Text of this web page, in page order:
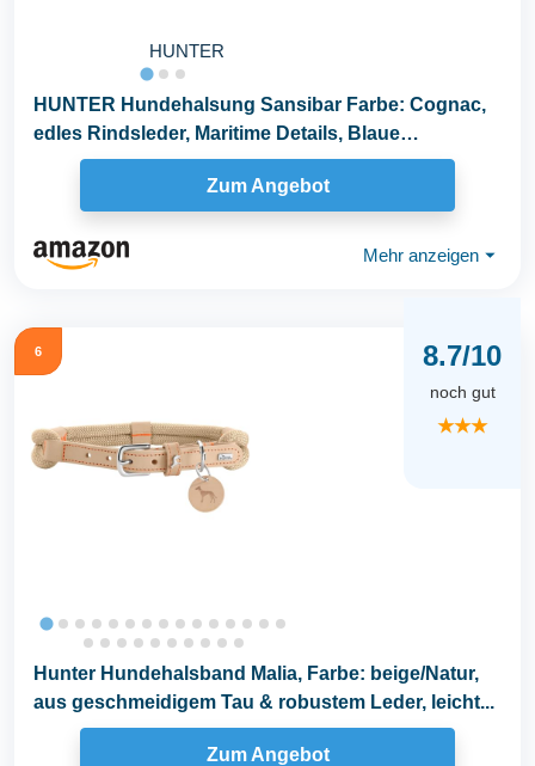
HUNTER
HUNTER Hundehalsung Sansibar Farbe: Cognac,
edles Rindsleder, Maritime Details, Blaue
Ziernähte...
Zum Angebot
Mehr anzeigen ⏷
6 8.7/10
noch gut
★★★
Hunter Hundehalsband Malia, Farbe: beige/Natur,
aus geschmeidigem Tau & robustem Leder, leicht...
Zum Angebot